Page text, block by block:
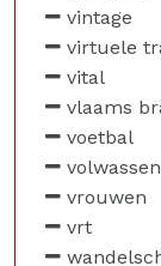
vintage
virtuele
vital
vlaams
voetbal
vrouwen
vrt